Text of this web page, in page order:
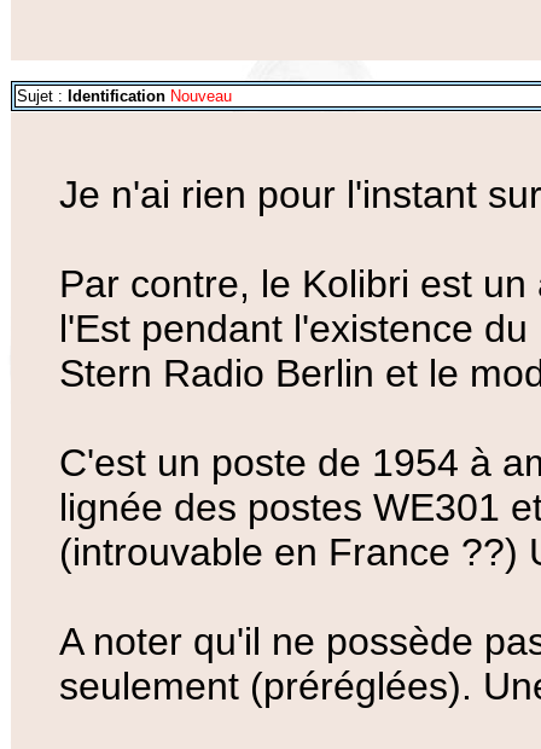
Sujet : Identification Nouveau
Je n'ai rien pour l'instant
Par contre, le Kolibri est
l'Est pendant l'existence
Stern Radio Berlin et le
C'est un poste de 1954 à
lignée des postes WE301
(introuvable en France ??)
A noter qu'il ne possède
seulement (préréglées).